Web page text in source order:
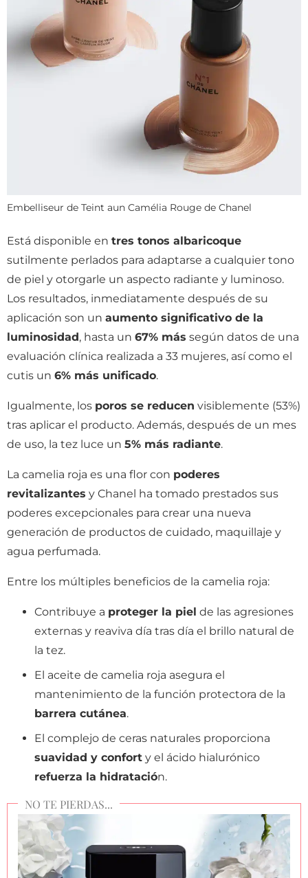
Embelliseur de Teint aun Camélia Rouge de Chanel
Está disponible en tres tonos albaricoque
sutilmente perlados para adaptarse a cualquier tono
de piel y otorgarle un aspecto radiante y luminoso.
Los resultados, inmediatamente después de su
aplicación son un aumento significativo de la
luminosidad, hasta un 67% más según datos de una
evaluación clínica realizada a 33 mujeres, así como el
cutis un 6% más unificado.
Igualmente, los poros se reducen visiblemente (53%)
tras aplicar el producto. Además, después de un mes
de uso, la tez luce un 5% más radiante.
La camelia roja es una flor con poderes
revitalizantes y Chanel ha tomado prestados sus
poderes excepcionales para crear una nueva
generación de productos de cuidado, maquillaje y
agua perfumada.
Entre los múltiples beneficios de la camelia roja:
Contribuye a proteger la piel de las agresiones
externas y reaviva día tras día el brillo natural de
la tez.
El aceite de camelia roja asegura el
mantenimiento de la función protectora de la
barrera cutánea.
El complejo de ceras naturales proporciona
suavidad y confort y el ácido hialurónico
refuerza la hidratación.